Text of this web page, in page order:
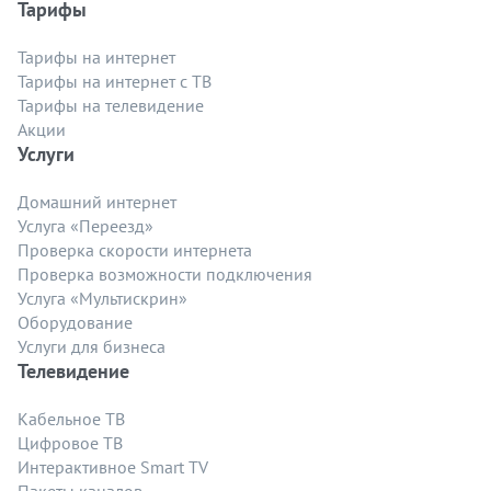
Тарифы
Тарифы на интернет
Тарифы на интернет с ТВ
Тарифы на телевидение
Акции
Услуги
Домашний интернет
Услуга «Переезд»
Проверка скорости интернета
Проверка возможности подключения
Услуга «Мультискрин»
Оборудование
Услуги для бизнеса
Телевидение
Кабельное ТВ
Цифровое ТВ
Интерактивное Smart TV